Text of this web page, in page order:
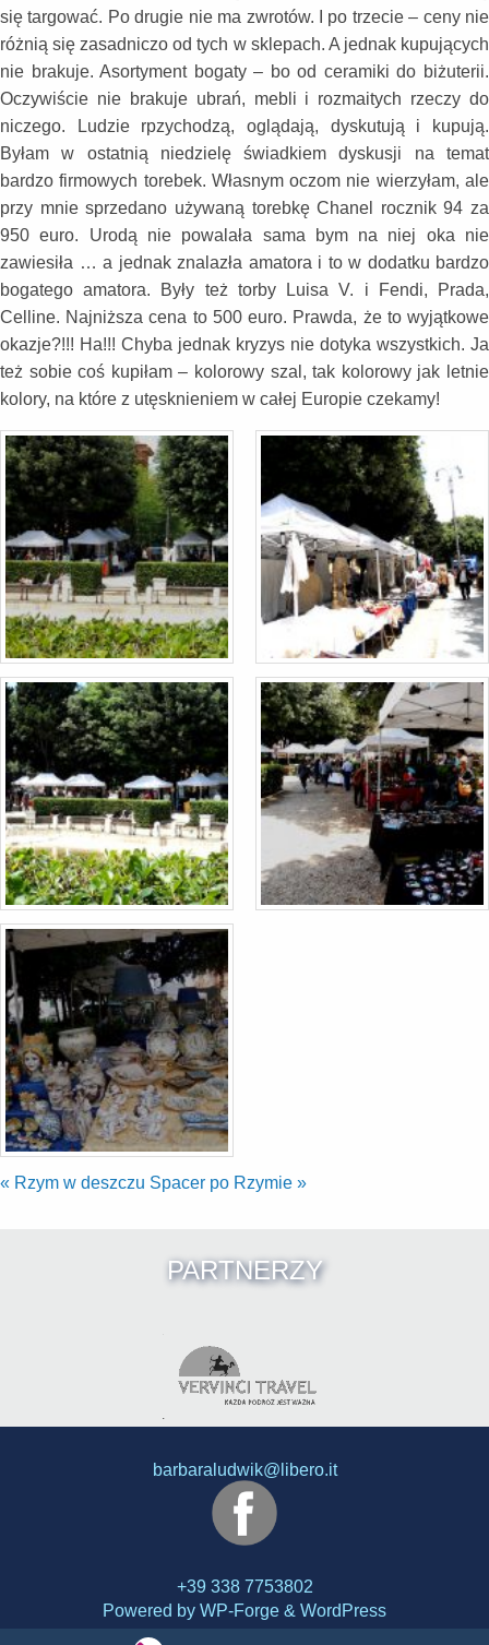
się targować. Po drugie nie ma zwrotów. I po trzecie – ceny nie
różnią się zasadniczo od tych w sklepach. A jednak kupujących
nie brakuje. Asortyment bogaty – bo od ceramiki do biżuterii.
Oczywiście nie brakuje ubrań, mebli i rozmaitych rzeczy do
niczego. Ludzie rpzychodzą, oglądają, dyskutują i kupują.
Byłam w ostatnią niedzielę świadkiem dyskusji na temat
bardzo firmowych torebek. Własnym oczom nie wierzyłam, ale
przy mnie sprzedano używaną torebkę Chanel rocznik 94 za
950 euro. Urodą nie powalała sama bym na niej oka nie
zawiesiła … a jednak znalazła amatora i to w dodatku bardzo
bogatego amatora. Były też torby Luisa V. i Fendi, Prada,
Celline. Najniższa cena to 500 euro. Prawda, że to wyjątkowe
okazje?!!! Ha!!! Chyba jednak kryzys nie dotyka wszystkich. Ja
też sobie coś kupiłam – kolorowy szal, tak kolorowy jak letnie
kolory, na które z utęsknieniem w całej Europie czekamy!
« Rzym w deszczu Spacer po Rzymie »
PARTNERZY
barbaraludwik@libero.it
+39 338 7753802
Powered by WP-Forge & WordPress